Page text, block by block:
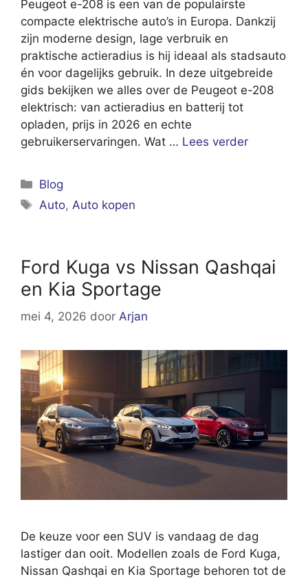
Peugeot e-208 is een van de populairste
compacte elektrische auto’s in Europa. Dankzij
zijn moderne design, lage verbruik en
praktische actieradius is hij ideaal als stadsauto
én voor dagelijks gebruik. In deze uitgebreide
gids bekijken we alles over de Peugeot e-208
elektrisch: van actieradius en batterij tot
opladen, prijs in 2026 en echte
gebruikerservaringen. Wat … Lees verder
Categorieën
Blog
Tags
Auto, Auto kopen
Ford Kuga vs Nissan Qashqai
en Kia Sportage
mei 4, 2026 door Arjan
De keuze voor een SUV is vandaag de dag
lastiger dan ooit. Modellen zoals de Ford Kuga,
Nissan Qashqai en Kia Sportage behoren tot de